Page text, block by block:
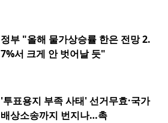
정부 "올해 물가상승률 한은 전망 2.
7%서 크게 안 벗어날 듯"
'투표용지 부족 사태' 선거무효·국가
배상소송까지 번지나…촉